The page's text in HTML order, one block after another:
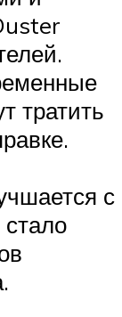
тратить
с